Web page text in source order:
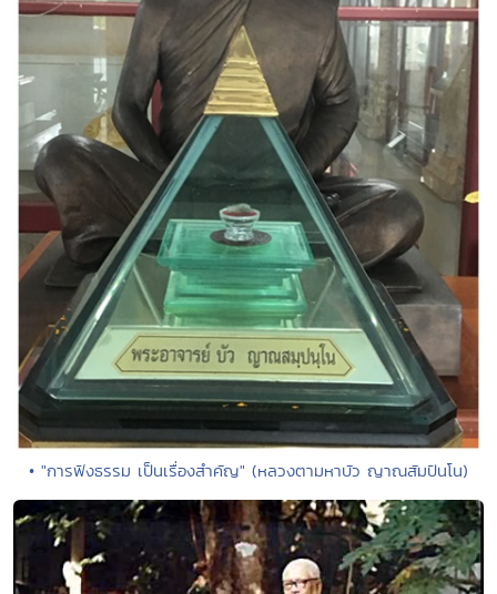
• "การฟังธรรม เป็นเรื่องสำคัญ" (หลวงตามหาบัว ญาณสัมปันโน)